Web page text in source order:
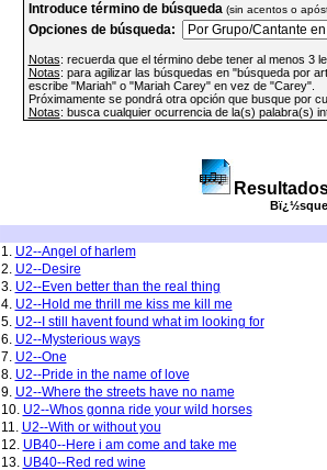
Introduce término de búsqueda (sin acentos o
Opciones de búsqueda:
Notas: recuerda que el término debe tener al menos 3
Notas: para agilizar las búsquedas en "búsqueda por
escribe "Mariah" o "Mariah Carey" en vez de "Carey".
Próximamente se pondrá otra opción que busque por
Notas: busca cualquier ocurrencia de la(s) palabra(s)
1. U2--Angel of harlem
2. U2--Desire
3. U2--Even better than the real thing
4. U2--Hold me thrill me kiss me kill me
5. U2--I still havent found what im looking for
6. U2--Mysterious ways
7. U2--One
8. U2--Pride in the name of love
9. U2--Where the streets have no name
10. U2--Whos gonna ride your wild horses
11. U2--With or without you
12. UB40--Here i am come and take me
13. UB40--Red red wine